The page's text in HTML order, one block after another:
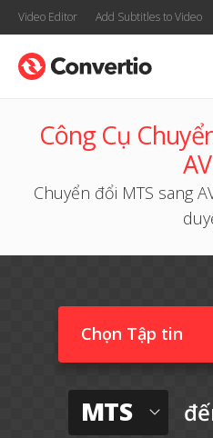
Video Editor Add Subtitles to Video
Công Cụ
Chuyển đổi MTS sang
Chọn Tập tin
MTS